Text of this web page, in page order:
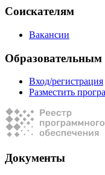
Соискателям
Вакансии
Вход/регистрация
Разместить
Документы